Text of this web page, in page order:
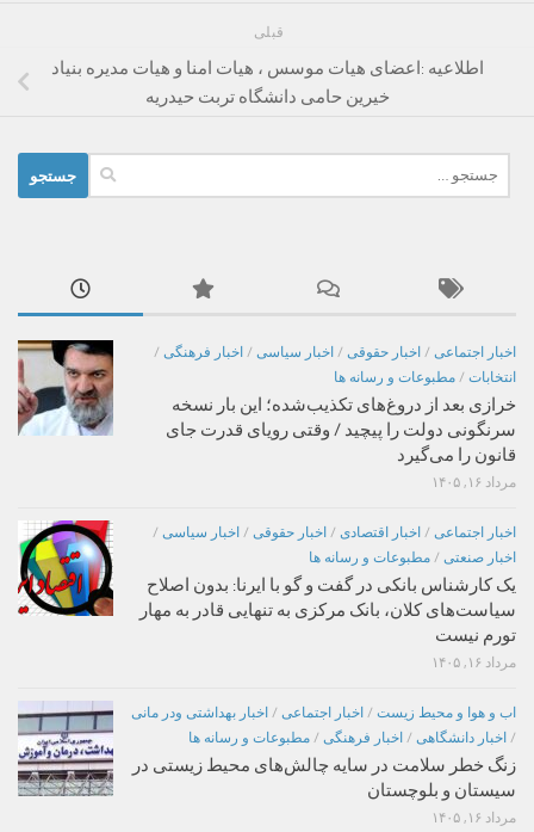
قبلی
اطلاعیه :اعضای هیات موسس ، هیات امنا و هیات مدیره بنیاد
خیرین حامی دانشگاه تربت حیدریه
برای:
اخبار اجتماعی / اخبار حقوقی / اخبار سیاسی / اخبار فرهنگی /
انتخابات / مطبوعات و رسانه ها
خرازی بعد از دروغ‌های تکذیب‌شده؛ این بار نسخه
سرنگونی دولت را پیچید / وقتی رویای قدرت جای
قانون را می‌گیرد
مرداد ۱۶, ۱۴۰۵
اخبار اجتماعی / اخبار اقتصادی / اخبار حقوقی / اخبار سیاسی /
اخبار صنعتی / مطبوعات و رسانه ها
یک کارشناس بانکی در گفت و گو با ایرنا: بدون اصلاح
سیاست‌های کلان، بانک مرکزی به تنهایی قادر به مهار
تورم نیست
مرداد ۱۶, ۱۴۰۵
اب و هوا و محیط زیست / اخبار اجتماعی / اخبار بهداشتی ودر مانی
/ اخبار دانشگاهی / اخبار فرهنگی / مطبوعات و رسانه ها
زنگ خطر سلامت در سایه چالش‌های محیط زیستی در
سیستان و بلوچستان
مرداد ۱۶, ۱۴۰۵